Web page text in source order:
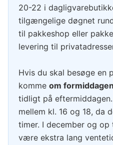
20-22 i
tilgængelige døgnet
til pakkeshop eller
levering til
Hvis du skal besøge en
komme om formiddagen
tidligt på
mellem kl. 16 og 18, da
timer. I december og
være ekstra lang